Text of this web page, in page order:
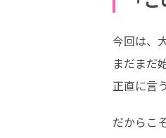
今回は、
まだまだ
正直に言
だからこ